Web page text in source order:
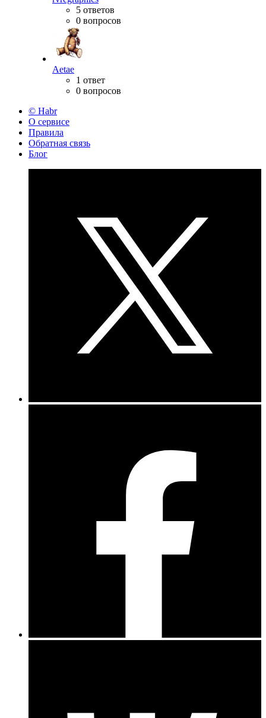
5 ответов
0 вопросов
Aetae
1 ответ
0 вопросов
© Habr
О сервисе
Правила
Обратная связь
Блог